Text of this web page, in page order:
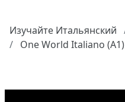
Изучайте Итальянский
One World Italiano (A1)